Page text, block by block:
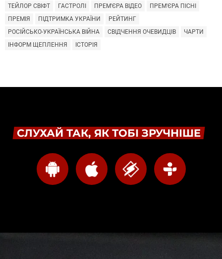
ТЕЙЛОР СВІФТ
ГАСТРОЛІ ПРЕМ'ЄРА ВІДЕО
ПРЕМ'ЄРА ПІСНІ
ПРЕМІЯ
ПІДТРИМКА УКРАЇНИ
РЕЙТИНГ
РОСІЙСЬКО-УКРАЇНСЬКА ВІЙНА
СВІДЧЕННЯ ОЧЕВИДЦІВ
ЧАРТИ
ІНФОРМ ЩЕПЛЕННЯ
ІСТОРІЯ
СЛУХАЙ ТАК, ЯК ТОБІ ЗРУЧНІШЕ